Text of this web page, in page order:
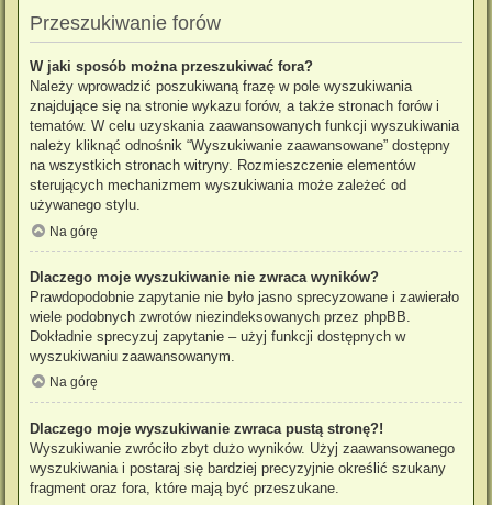
Przeszukiwanie forów
W jaki sposób można przeszukiwać fora?
Należy wprowadzić poszukiwaną frazę w pole wyszukiwania
znajdujące się na stronie wykazu forów, a także stronach forów i
tematów. W celu uzyskania zaawansowanych funkcji wyszukiwania
należy kliknąć odnośnik “Wyszukiwanie zaawansowane” dostępny
na wszystkich stronach witryny. Rozmieszczenie elementów
sterujących mechanizmem wyszukiwania może zależeć od
używanego stylu.
Na górę
Dlaczego moje wyszukiwanie nie zwraca wyników?
Prawdopodobnie zapytanie nie było jasno sprecyzowane i zawierało
wiele podobnych zwrotów niezindeksowanych przez phpBB.
Dokładnie sprecyzuj zapytanie – użyj funkcji dostępnych w
wyszukiwaniu zaawansowanym.
Na górę
Dlaczego moje wyszukiwanie zwraca pustą stronę?!
Wyszukiwanie zwróciło zbyt dużo wyników. Użyj zaawansowanego
wyszukiwania i postaraj się bardziej precyzyjnie określić szukany
fragment oraz fora, które mają być przeszukane.